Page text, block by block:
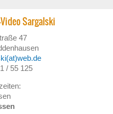
Sargalski
47
/ 55 125